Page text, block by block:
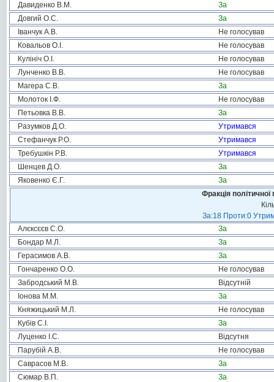
Давиденко В.М.
За
Довгий О.С.
За
Іванчук А.В.
Не голосував
Ковальов О.І.
Не голосував
Кулініч О.І.
Не голосував
Лунченко В.В.
Не голосував
Магера С.В.
За
Молоток І.Ф.
Не голосував
Петьовка В.В.
За
Разумков Д.О.
Утримався
Стефанчук Р.О.
Утримався
Требушкін Р.В.
Утримався
Шенцев Д.О.
За
Яковенко Є.Г.
За
Фракція
За:18 Проти:0
Алєксєєв С.О.
За
Бондар М.Л.
За
Герасимов А.В.
За
Гончаренко О.О.
Не голосував
Забродський М.В.
Відсутній
Іонова М.М.
За
Княжицький М.Л.
Не голосував
Кубів С.І.
За
Луценко І.С.
Відсутня
Парубій А.В.
Не голосував
Саврасов М.В.
За
Сюмар В.П.
За